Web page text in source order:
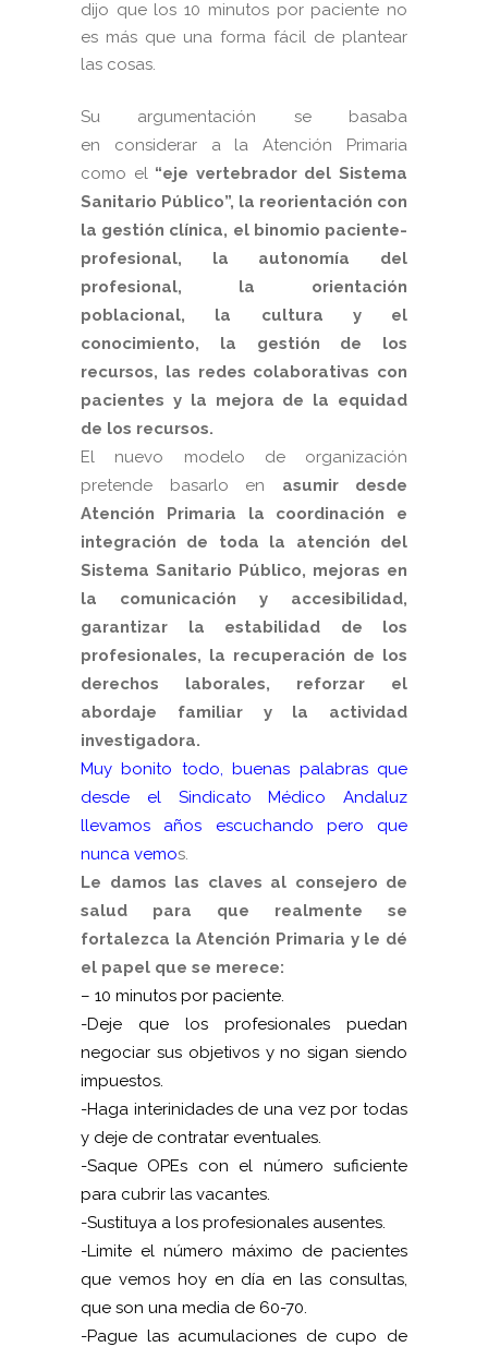
dijo que los 10 minutos por paciente no
es más que una forma fácil de plantear
las cosas.
Su argumentación se basaba
en considerar a la Atención Primaria
como el“eje vertebrador del Sistema
Sanitario Público”, la reorientación con
la gestión clínica, el binomio paciente-
profesional, la autonomía del
profesional, la orientación
poblacional, la cultura y el
conocimiento, la gestión de los
recursos, las redes colaborativas con
pacientes y la mejora de la equidad
de los recursos.
El nuevo modelo de organización
pretende basarlo en asumir desde
Atención Primaria la coordinación e
integración de toda la atención del
Sistema Sanitario Público, mejoras en
la comunicación y accesibilidad,
garantizar la estabilidad de los
profesionales, la recuperación de los
derechos laborales, reforzar el
abordaje familiar y la actividad
investigadora.
Muy bonito todo, buenas palabras que
desde el Sindicato Médico Andaluz
llevamos años escuchando pero que
nunca vemos.
Le damos las claves al consejero de
salud para que realmente se
fortalezca la Atención Primaria y le dé
el papel que se merece:
– 10 minutos por paciente.
-Deje que los profesionales puedan
negociar sus objetivos y no sigan siendo
impuestos.
-Haga interinidades de una vez por todas
y deje de contratar eventuales.
-Saque OPEs con el número suficiente
para cubrir las vacantes.
-Sustituya a los profesionales ausentes.
-Limite el número máximo de pacientes
que vemos hoy en día en las consultas,
que son una media de 60-70.
-Pague las acumulaciones de cupo de